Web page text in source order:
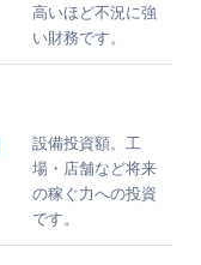
高いほど不況に強
い財務です。
設備投資額。工
場・店舗など将来
の稼ぐ力への投資
です。